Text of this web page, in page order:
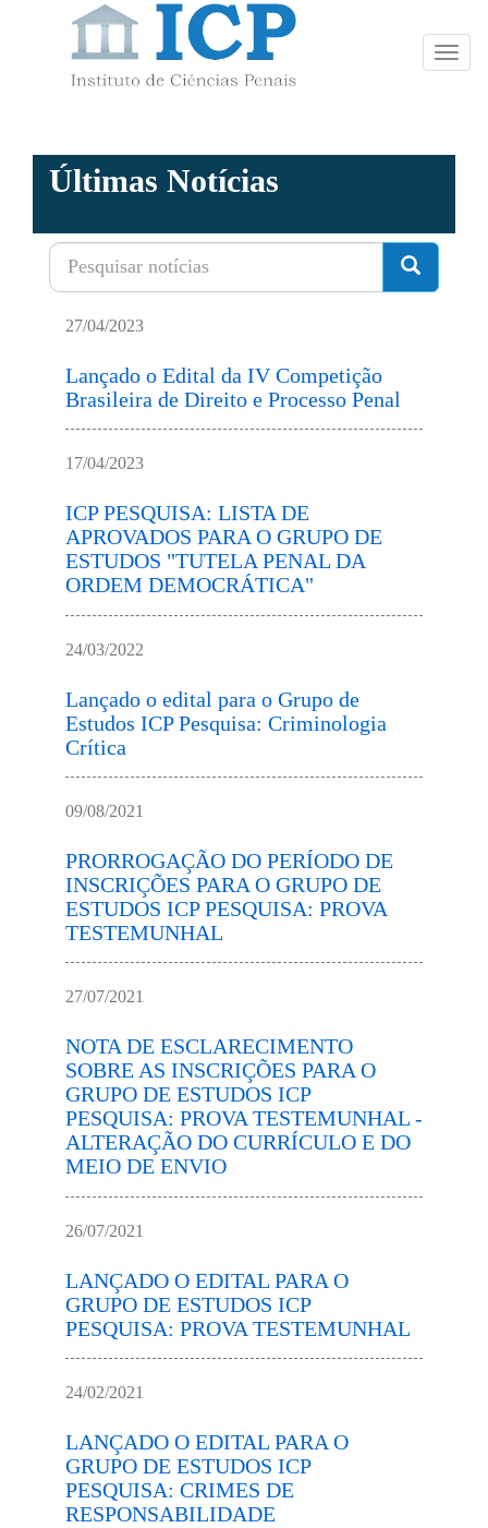
Últimas Notícias
27/04/2023
Lançado o Edital da IV Competição
Brasileira de Direito e Processo Penal
17/04/2023
ICP PESQUISA: LISTA DE
APROVADOS PARA O GRUPO DE
ESTUDOS "TUTELA PENAL DA
ORDEM DEMOCRÁTICA"
24/03/2022
Lançado o edital para o Grupo de
Estudos ICP Pesquisa: Criminologia
Crítica
09/08/2021
PRORROGAÇÃO DO PERÍODO DE
INSCRIÇÕES PARA O GRUPO DE
ESTUDOS ICP PESQUISA: PROVA
TESTEMUNHAL
27/07/2021
NOTA DE ESCLARECIMENTO
SOBRE AS INSCRIÇÕES PARA O
GRUPO DE ESTUDOS ICP
PESQUISA: PROVA TESTEMUNHAL -
ALTERAÇÃO DO CURRÍCULO E DO
MEIO DE ENVIO
26/07/2021
LANÇADO O EDITAL PARA O
GRUPO DE ESTUDOS ICP
PESQUISA: PROVA TESTEMUNHAL
24/02/2021
LANÇADO O EDITAL PARA O
GRUPO DE ESTUDOS ICP
PESQUISA: CRIMES DE
RESPONSABILIDADE